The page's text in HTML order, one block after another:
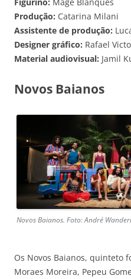
Produção: Catarina Milani
Assistente de produção:
Designer gráfico: Rafael
Material audiovisual: Jamil
Novos Baianos
Novos Baianos. Foto: André
Os Novos Baianos, quinteto
Moraes Moreira, Pepeu